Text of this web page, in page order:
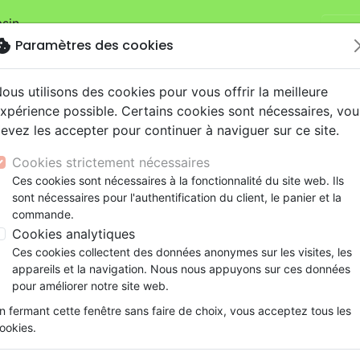
Je
sur la boutiqueLa Maison de la Bible Suisse
NouveautésBibles
Testaments
Etude biblique
NEG
Bandes dessinées
Souffrance, Relation d'aide
Santé
Événements actuels
Couple
Découverte de la foi
Souffrance, Relation d'aide
Psychologie
Adolescents, jeunes
Latino, Folk
Soul
Rap, Hip-hop
Louange, Adoration
Hardrock, Métal
animés
conférences
Films, fiction
Jeux
de Dieu ! - Fortifiez votre foi en quelques versets clés
Promesses de Dieu !
Fortifiez votre foi en quelques
Version :Segond 21
Description Détails du produit
Paramètres des cookies
utilisons des cookies pour vous offrir la meilleure
possible. Certains cookies sont nécessaires,
les accepter pour continuer à naviguer sur ce site.
Cookies strictement nécessaires
Ces cookies sont nécessaires à la fonctionnalité du site web. Ils
sont nécessaires pour l'authentification du client, le panier et la
commande.
Cookies analytiques
Ces cookies collectent des données anonymes sur les visites, les
appareils et la navigation. Nous nous appuyons sur ces données
pour améliorer notre site web.
fermant cette fenêtre sans faire de choix, vous acceptez tous les